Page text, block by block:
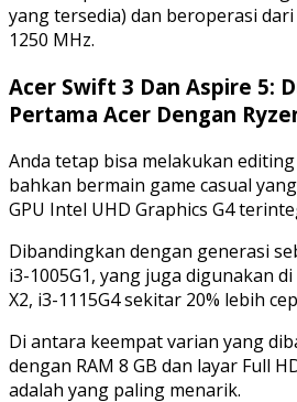
yang tersedia) dan beroperasi
1250 MHz.
Acer Swift 3 Dan Aspire 5:
Pertama Acer Dengan
Anda tetap bisa melakukan
bahkan bermain game casual
GPU Intel UHD Graphics G4
Dibandingkan dengan generasi
i3-1005G1, yang juga digunakan
X2, i3-1115G4 sekitar 20% lebih
Di antara keempat varian yang
dengan RAM 8 GB dan layar Full
adalah yang paling menarik.